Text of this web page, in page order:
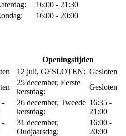
16:00 - 21:30
16:00 - 20:00
Openingstijden
-
-
12 juli, GESLOTEN: Gesloten
25 december, Eerste
kerstdag:
Gesloten
26 december, Tweede
kerstdag:
16:35 -
21:00
31 december,
Oudjaarsdag:
16:00 -
20:00